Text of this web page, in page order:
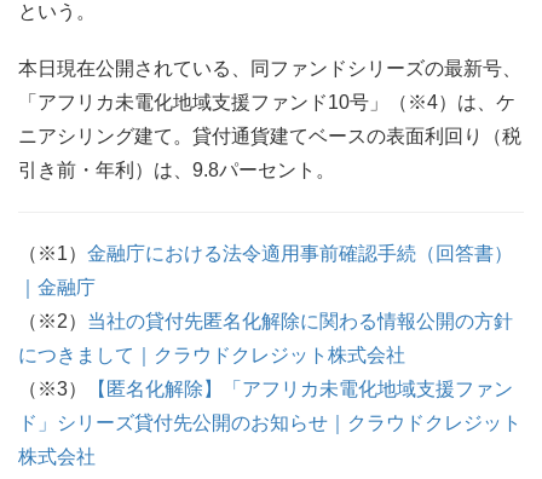
という。
本日現在公開されている、同ファンドシリーズの最新号、
「アフリカ未電化地域支援ファンド10号」（※4）は、ケ
ニアシリング建て。貸付通貨建てベースの表面利回り（税
引き前・年利）は、9.8パーセント。
（※1） 金融庁における法令適用事前確認手続（回答書）
｜金融庁
（※2） 当社の貸付先匿名化解除に関わる情報公開の方針
につきまして｜クラウドクレジット株式会社
（※3）
【匿名化解除】「アフリカ未電化地域支援ファン
ド」シリーズ貸付先公開のお知らせ｜クラウドクレジット
株式会社